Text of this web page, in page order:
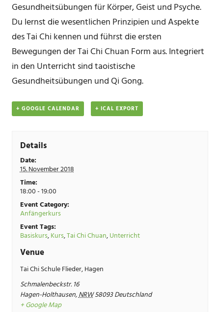
Gesundheitsübungen für Körper, Geist und Psyche.
Du lernst die wesentlichen Prinzipien und Aspekte
des Tai Chi kennen und führst die ersten
Bewegungen der Tai Chi Chuan Form aus. Integriert
in den Unterricht sind taoistische
Gesundheitsübungen und Qi Gong.
+ GOOGLE CALENDAR + ICAL EXPORT
Details
Date:
15. November 2018
Time:
18:00 - 19:00
Event Category:
Anfängerkurs
Event Tags:
Basiskurs,Kurs,Tai Chi Chuan,Unterricht
Venue
Tai Chi Schule Flieder, Hagen
Schmalenbeckstr. 16
Hagen-Holthausen,NRW58093Deutschland
+ Google Map